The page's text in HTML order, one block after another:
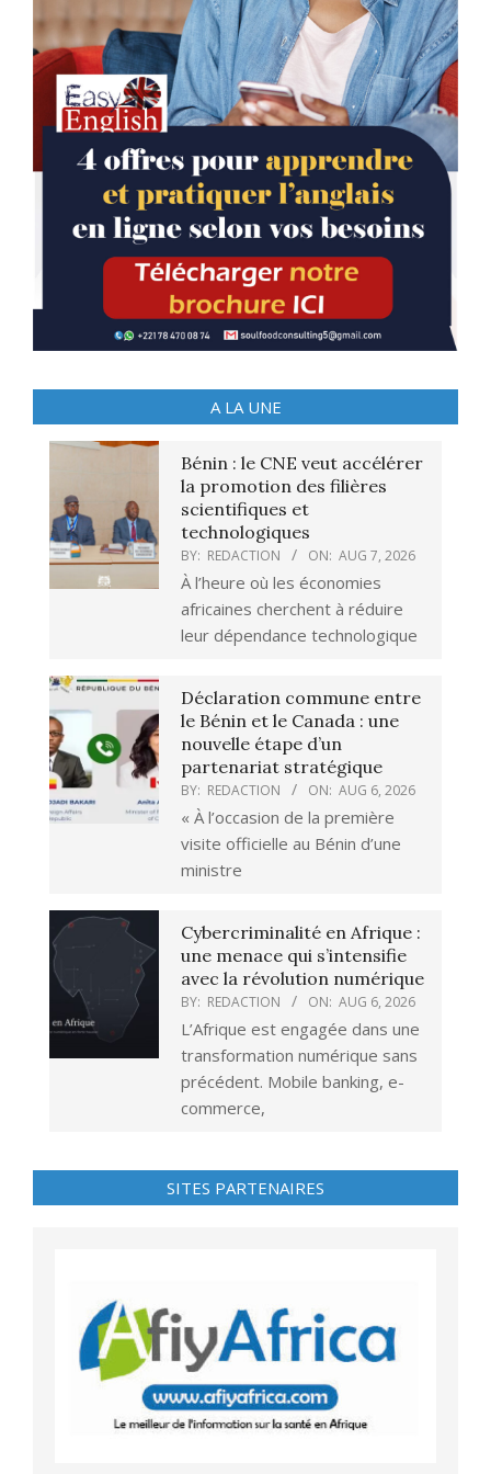
A LA UNE
Bénin : le CNE veut accélérer
la promotion des filières
scientifiques et
technologiques
BY: REDACTION ON: AUG 7, 2026
À l’heure où les économies
africaines cherchent à réduire
leur dépendance technologique
Déclaration commune entre
le Bénin et le Canada : une
nouvelle étape d’un
partenariat stratégique
BY: REDACTION ON: AUG 6, 2026
« À l’occasion de la première
visite officielle au Bénin d’une
ministre
Cybercriminalité en Afrique :
une menace qui s’intensifie
avec la révolution numérique
BY: REDACTION ON: AUG 6, 2026
L’Afrique est engagée dans une
transformation numérique sans
précédent. Mobile banking, e-
commerce,
SITES PARTENAIRES